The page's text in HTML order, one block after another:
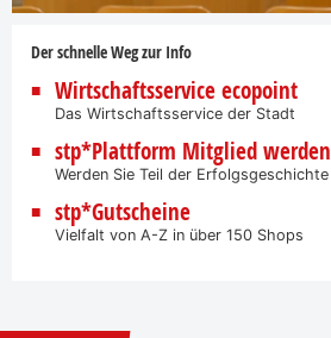
Der schnelle Weg zur Info
Wirtschaftsservice ecopoint
Das Wirtschaftsservice der Stadt
stp*Plattform Mitglied werden
Werden Sie Teil der Erfolgsgeschichte
stp*Gutscheine
Vielfalt von A-Z in über 150 Shops